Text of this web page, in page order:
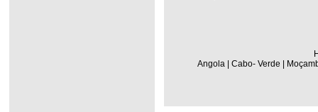
Angola | Cabo- Verde |